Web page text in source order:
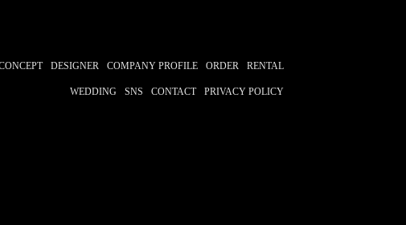
DESIGNER COMPANY PROFILE ORDER RENTAL
WEDDING SNS CONTACT PRIVACY POLICY